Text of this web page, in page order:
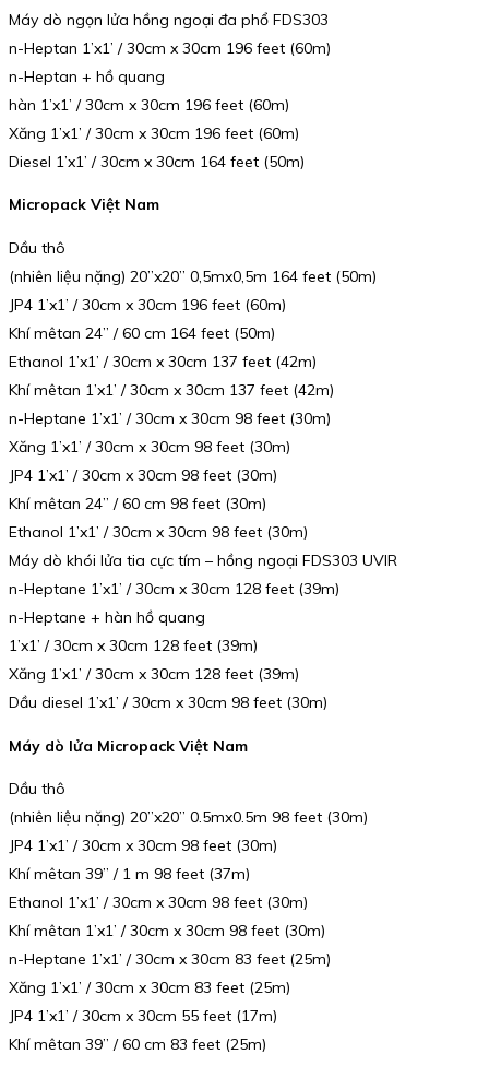
Máy dò ngọn lửa hồng ngoại đa phổ FDS303
n-Heptan 1’x1’ / 30cm x 30cm 196 feet (60m)
n-Heptan + hồ quang
hàn 1’x1’ / 30cm x 30cm 196 feet (60m)
Xăng 1’x1’ / 30cm x 30cm 196 feet (60m)
Diesel 1’x1’ / 30cm x 30cm 164 feet (50m)
Micropack Việt Nam
Dầu thô
(nhiên liệu nặng) 20”x20” 0,5mx0,5m 164 feet (50m)
JP4 1’x1’ / 30cm x 30cm 196 feet (60m)
Khí mêtan 24” / 60 cm 164 feet (50m)
Ethanol 1’x1’ / 30cm x 30cm 137 feet (42m)
Khí mêtan 1’x1’ / 30cm x 30cm 137 feet (42m)
n-Heptane 1’x1’ / 30cm x 30cm 98 feet (30m)
Xăng 1’x1’ / 30cm x 30cm 98 feet (30m)
JP4 1’x1’ / 30cm x 30cm 98 feet (30m)
Khí mêtan 24” / 60 cm 98 feet (30m)
Ethanol 1’x1’ / 30cm x 30cm 98 feet (30m)
Máy dò khói lửa tia cực tím – hồng ngoại FDS303 UVIR
n-Heptane 1’x1’ / 30cm x 30cm 128 feet (39m)
n-Heptane + hàn hồ quang
1’x1’ / 30cm x 30cm 128 feet (39m)
Xăng 1’x1’ / 30cm x 30cm 128 feet (39m)
Dầu diesel 1’x1’ / 30cm x 30cm 98 feet (30m)
Máy dò lửa Micropack Việt Nam
Dầu thô
(nhiên liệu nặng) 20”x20” 0.5mx0.5m 98 feet (30m)
JP4 1’x1’ / 30cm x 30cm 98 feet (30m)
Khí mêtan 39” / 1 m 98 feet (37m)
Ethanol 1’x1’ / 30cm x 30cm 98 feet (30m)
Khí mêtan 1’x1’ / 30cm x 30cm 98 feet (30m)
n-Heptane 1’x1’ / 30cm x 30cm 83 feet (25m)
Xăng 1’x1’ / 30cm x 30cm 83 feet (25m)
JP4 1’x1’ / 30cm x 30cm 55 feet (17m)
Khí mêtan 39” / 60 cm 83 feet (25m)